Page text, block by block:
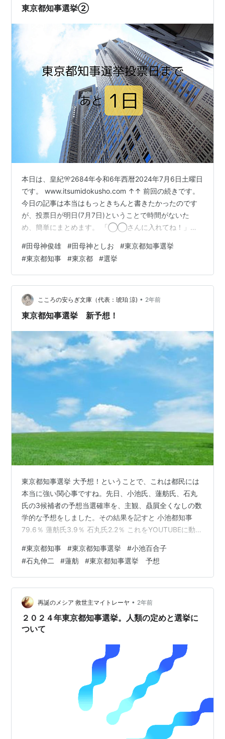
る。恨み言を言っても始まらない。いいモノが勝つか，
東京都知事選挙②
本日は、皇紀🎌2684年令和6年西暦2024年7月6日土曜日
です。 www.itsumidokusho.com ↑↑ 前回の続きです。
今日の記事は本当はもっときちんと書きたかったのです
が、投票日が明日(7月7日)ということで時間がないた
め、簡単にまとめます。 「◯◯さんに入れてね！」な
挙法違反になってしまいます。みなさんも、お気をつけ
ください🙇‍♀️ ちなみに、「◯◯さんに入れてね！」はだ
めですが、「今日は投票日です」や「選挙に行こう！」
などただ単に、投票に行くように促すのはOKです👍 とい
うことで、今日は私が支持している人について書きま
す…
#田母神俊雄 #田母神としお #東京都知事選挙
#東京都知事 #東京都 #選挙
こころの安らぎ文庫（代表：琥珀 涼) • 2年前
東京都知事選挙 新予想！
東京都知事選挙 大予想！ということで、これは都民には
本当に強い関心事ですね。先日、小池氏、蓮舫氏、石丸
氏の3候補者の予想当選確率を、主観、贔屓全くなしの数
学的な予想をしました。その結果を記すと 小池都知事
79.6％ 蓮舫氏3.9％ 石丸氏2.2％ これをYOUTUBEに動画
画の再生回数は多いものの、高評価数は何と29％だった
のです。低評価は71％でした。これを考えてふと思った
のが、この動画では小池都知事が有利、と結論付けてい
ることから29%の視聴者は小池都知事以外を支持してい
るのではないか、という事です。逆に、低評価を付けた
71％の…
#東京都知事 #東京都知事選挙 #小池百合子
#石丸伸二 #蓮舫 #東京都知事選挙 予想
再誕のメシア 救世主マイトレーヤ • 2年前
２０２４年東京都知事選挙。人類の定めと選挙に
ついて